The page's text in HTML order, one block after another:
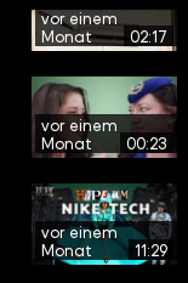
vor einem
Monat
02:17
vor einem
Monat
00:23
vor einem
Monat
11:29